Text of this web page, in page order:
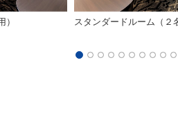
スタンダードルーム（２